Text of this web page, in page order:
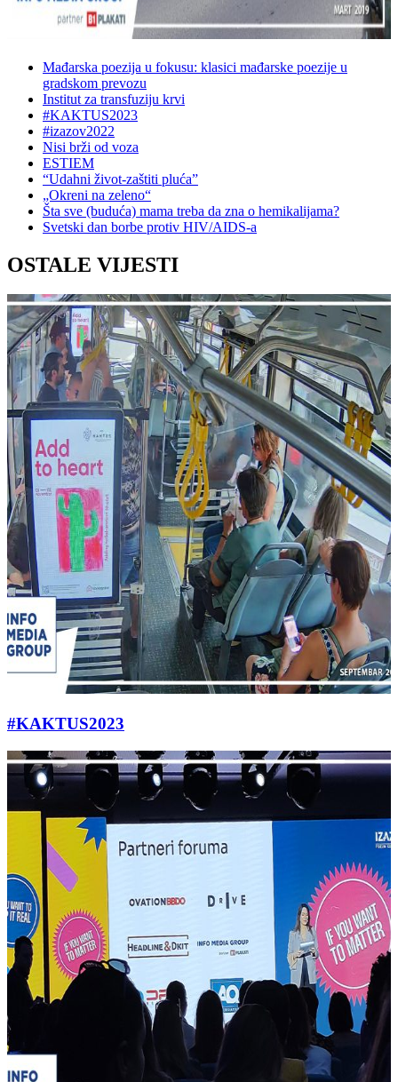
Mađarska poezija u fokusu: klasici mađarske poezije u
gradskom prevozu
Institut za transfuziju krvi
#KAKTUS2023
#izazov2022
Nisi brži od voza
ESTIEM
“Udahni život-zaštiti pluća”
„Okreni na zeleno“
Šta sve (buduća) mama treba da zna o hemikalijama?
Svetski dan borbe protiv HIV/AIDS-a
OSTALE VIJESTI
#KAKTUS2023